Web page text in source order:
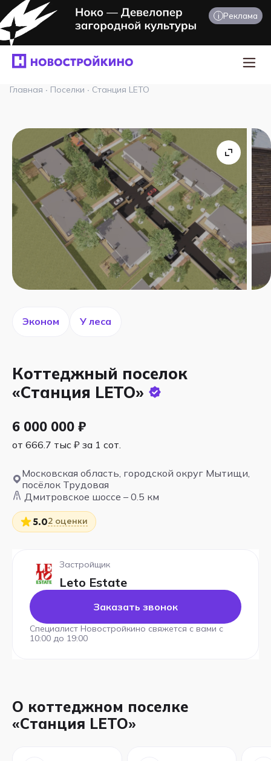
i Реклама
Главная · Поселки · Станция LETO
Коттеджный поселок
«Станция LETO»
6 000 000 ₽
от 666.7 тыс ₽ за 1 сот.
Московская область, городской округ Мытищи,
посёлок Трудовая
Дмитровское шоссе – 0.5 км
5.02 оценки
Эконом У леса
Застройщик
Leto Estate
Заказать звонок
Специалист Новостройкино свяжется с вами с
10:00 до 19:00
О коттеджном поселке
«Станция LETO»